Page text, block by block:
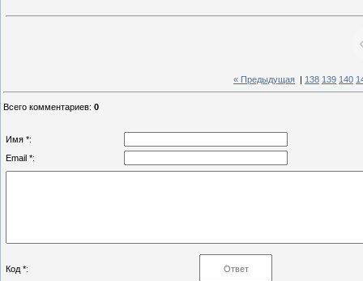
« Предыдущая 138 139 140
Всего комментариев: 0
Имя *:
Email *:
Код *: